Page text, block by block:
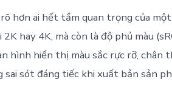
hơn ai hết tầm quan trọng của
hay 4K, mà còn là độ phủ màu
hình hiển thị màu sắc rực rỡ, chân
sót đáng tiếc khi xuất bản sản